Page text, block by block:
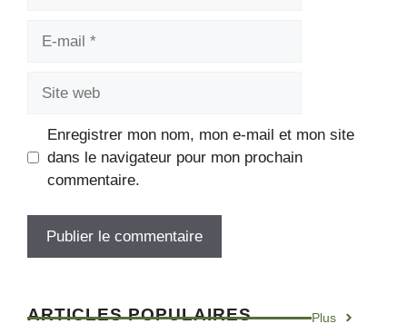
Enregistrer mon nom, mon e-mail et mon site
dans le navigateur pour mon prochain
commentaire.
ARTICLES POPULAIRES Plus